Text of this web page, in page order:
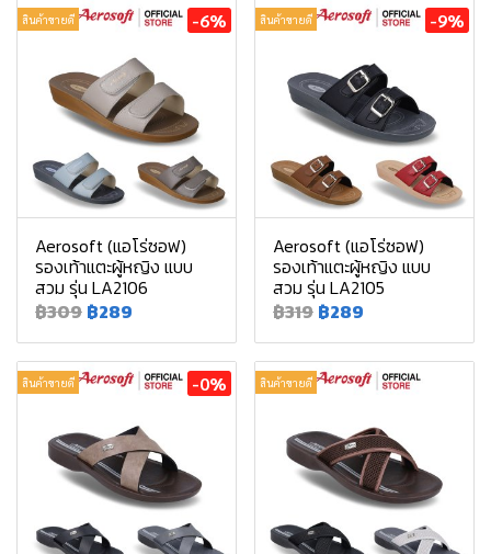
สินค้าขายดี -6%
Aerosoft (แอโร่ซอฟ)
รองเท้าแตะผู้หญิง แบบ
สวม รุ่น LA2106
฿309 ฿289
สินค้าขายดี -9%
Aerosoft (แอโร่ซอฟ)
รองเท้าแตะผู้หญิง แบบ
สวม รุ่น LA2105
฿319 ฿289
สินค้าขายดี -0% สินค้าขายดี